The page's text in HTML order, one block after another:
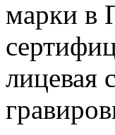
марки в
лицевая